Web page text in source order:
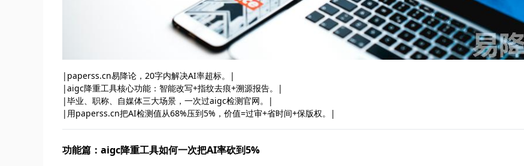
|paperss.cn易降论，20字内解决AI率超标。|
|aigc降重工具核心功能：智能改写+指纹去痕+溯源报告。|
|毕业、职称、自媒体三大场景，一次过aigc检测官网。|
|用paperss.cn把AI检测值从68%压到5%，价值=过审+省时间+保版权。|
功能篇：aigc降重工具如何一次把AI率砍到5%